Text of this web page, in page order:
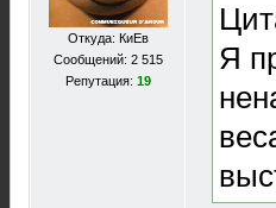
Откуда: КиЕв
Сообщений: 2 515
Репутация: 19
Я